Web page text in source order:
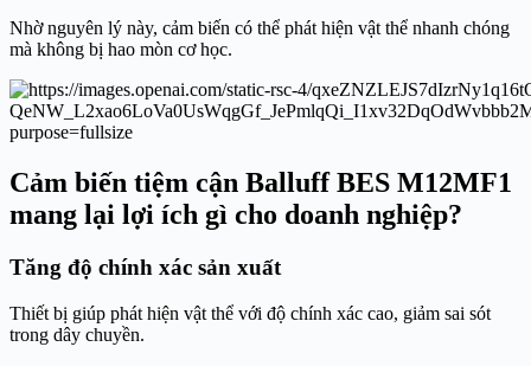
Nhờ nguyên lý này, cảm biến có thể phát hiện vật thể nhanh chóng
mà không bị hao mòn cơ học.
Cảm biến tiệm cận Balluff BES M12MF1
mang lại lợi ích gì cho doanh nghiệp?
Tăng độ chính xác sản xuất
Thiết bị giúp phát hiện vật thể với độ chính xác cao, giảm sai sót
trong dây chuyền.